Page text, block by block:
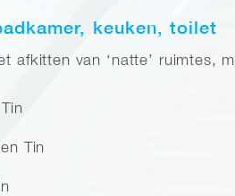
keuken, toilet
afkitten van ‘natte’ ruimtes,
Tin